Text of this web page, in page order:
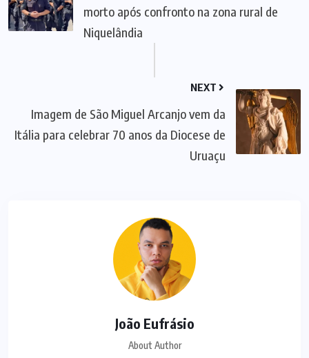
morto após confronto na zona rural de
Niquelândia
NEXT
Imagem de São Miguel Arcanjo vem da
Itália para celebrar 70 anos da Diocese de
Uruaçu
João Eufrásio
About Author